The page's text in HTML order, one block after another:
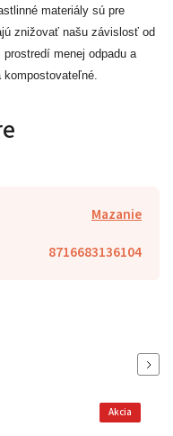
materiály sú pre
znižovať našu závislosť od
menej odpadu a
Mazanie
8716683136104
Akcia
Next